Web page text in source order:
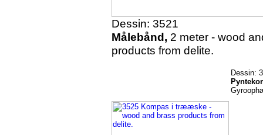
Dessin: 3521
Målebånd, 2 meter - wood
products from delite.
Dessin: